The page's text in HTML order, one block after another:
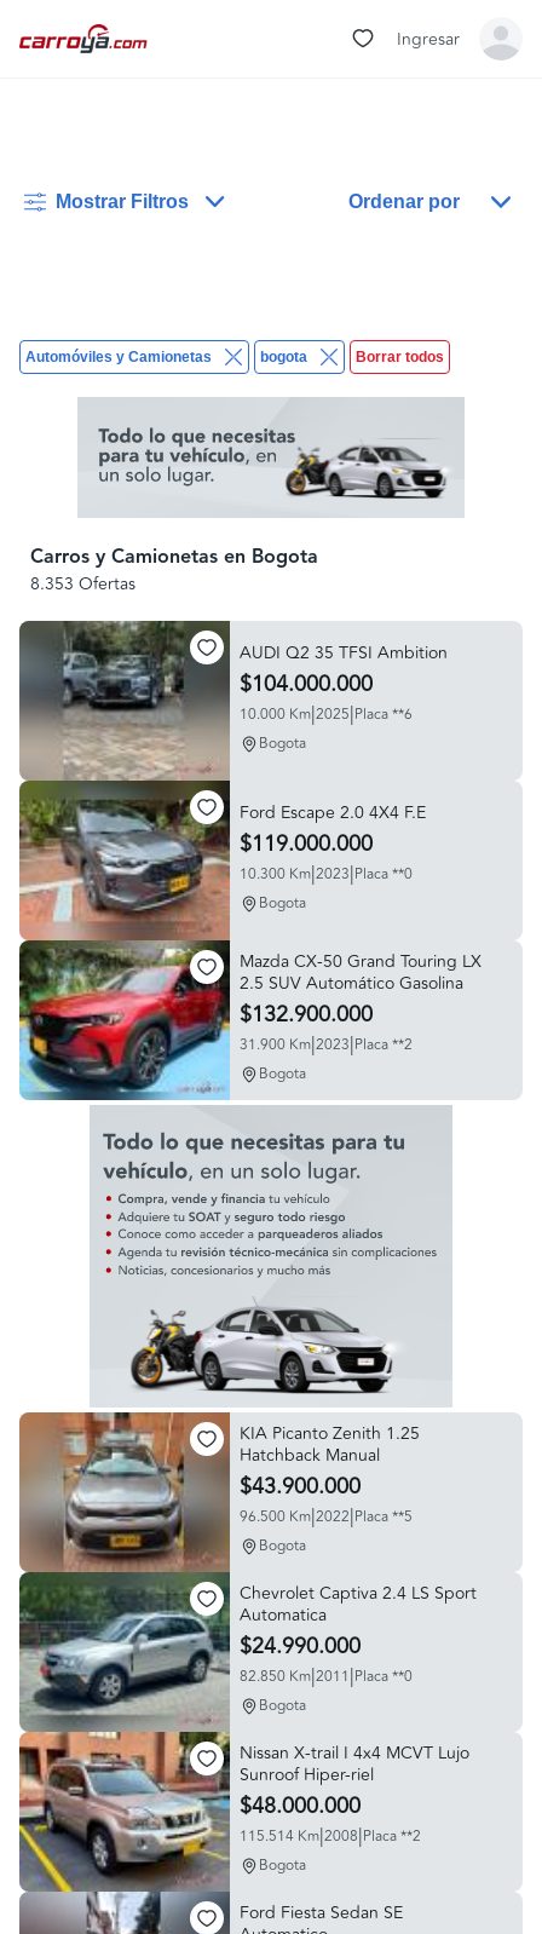
Ingresar
Mostrar Filtros Ordenar por
Automóviles y Camionetas bogota Borrar todos
Carros y Camionetas en Bogota
8.353 Ofertas
AUDI Q2 35 TFSI Ambition
$104.000.000
10.000 Km|2025|Placa **6
Bogota
Ford Escape 2.0 4X4 F.E
$119.000.000
10.300 Km|2023|Placa **0
Bogota
Mazda CX-50 Grand Touring LX
2.5 SUV Automático Gasolina
$132.900.000
31.900 Km|2023|Placa **2
Bogota
KIA Picanto Zenith 1.25
Hatchback Manual
$43.900.000
96.500 Km|2022|Placa **5
Bogota
Chevrolet Captiva 2.4 LS Sport
Automatica
$24.990.000
82.850 Km|2011|Placa **0
Bogota
Nissan X-trail I 4x4 MCVT Lujo
Sunroof Hiper-riel
$48.000.000
115.514 Km|2008|Placa **2
Bogota
Ford Fiesta Sedan SE